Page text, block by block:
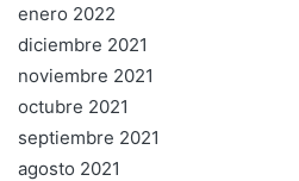
enero 2022
diciembre 2021
noviembre 2021
octubre 2021
septiembre 2021
agosto 2021